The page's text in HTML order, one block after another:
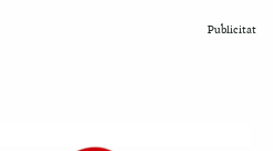
Publicitat